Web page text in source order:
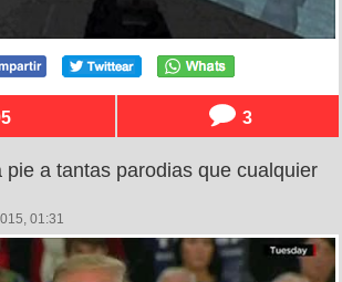
3
pie a tantas parodias que cualquier
01:31